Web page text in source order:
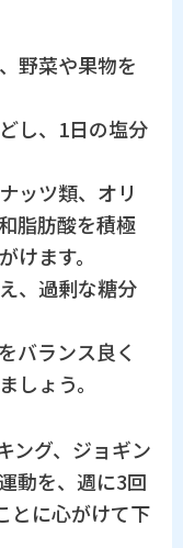
野菜や果物を
し、1日の塩分
ッツ類、オリ
脂肪酸を積極
けます。
、過剰な糖分
バランス良く
しょう。
ング、ジョギン
動を、週に3回
とに心がけて下